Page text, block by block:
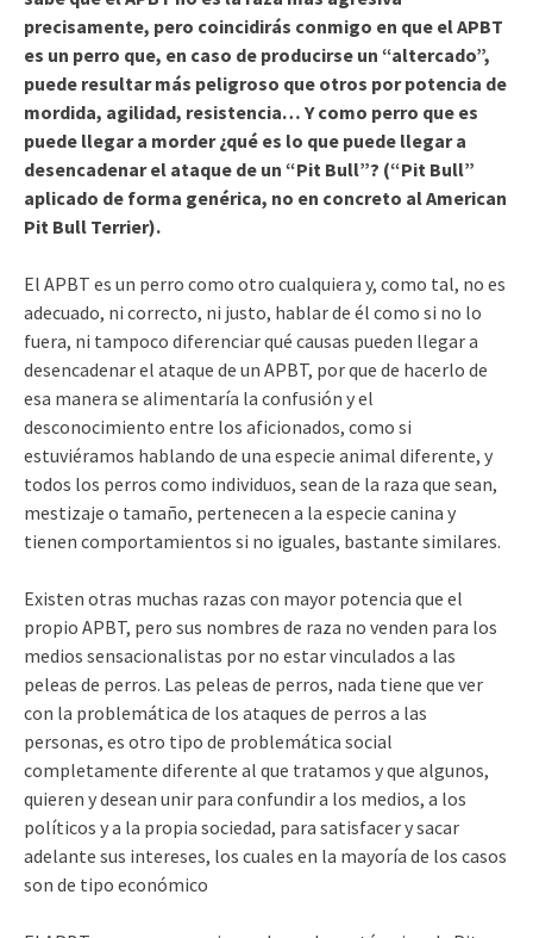
precisamente, pero coincidirás conmigo en que el APBT
es un perro que, en caso de producirse un “altercado”,
puede resultar más peligroso que otros por potencia de
mordida, agilidad, resistencia… Y como perro que es
puede llegar a morder ¿qué es lo que puede llegar a
desencadenar el ataque de un “Pit Bull”? (“Pit Bull”
aplicado de forma genérica, no en concreto al American
Pit Bull Terrier).
El APBT es un perro como otro cualquiera y, como tal, no es
adecuado, ni correcto, ni justo, hablar de él como si no lo
fuera, ni tampoco diferenciar qué causas pueden llegar a
desencadenar el ataque de un APBT, por que de hacerlo de
esa manera se alimentaría la confusión y el
desconocimiento entre los aficionados, como si
estuviéramos hablando de una especie animal diferente, y
todos los perros como individuos, sean de la raza que sean,
mestizaje o tamaño, pertenecen a la especie canina y
tienen comportamientos si no iguales, bastante similares.
Existen otras muchas razas con mayor potencia que el
propio APBT, pero sus nombres de raza no venden para los
medios sensacionalistas por no estar vinculados a las
peleas de perros. Las peleas de perros, nada tiene que ver
con la problemática de los ataques de perros a las
personas, es otro tipo de problemática social
completamente diferente al que tratamos y que algunos,
quieren y desean unir para confundir a los medios, a los
políticos y a la propia sociedad, para satisfacer y sacar
adelante sus intereses, los cuales en la mayoría de los casos
son de tipo económico